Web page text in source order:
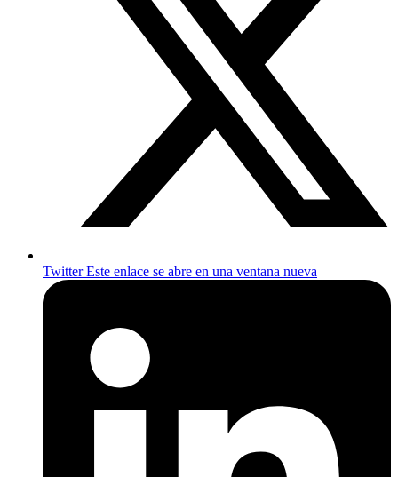
TwitterEste enlace se abre en una ventana nueva